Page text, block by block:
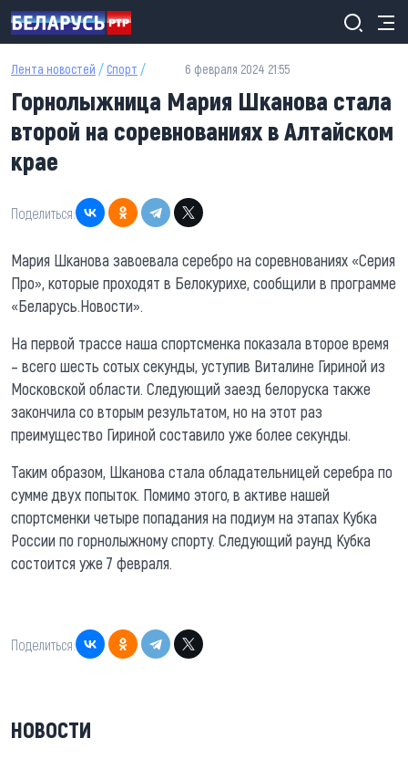
Перейти к основному содержанию
Лента новостей / Спорт / 6 февраля 2024 21:55
Горнолыжница Мария Шканова стала
второй на соревнованиях в Алтайском
крае
Поделиться:
Мария Шканова завоевала серебро на соревнованиях «Серия
Про», которые проходят в Белокурихе, сообщили в программе
«Беларусь.Новости».
На первой трассе наша спортсменка показала второе время
– всего шесть сотых секунды, уступив Виталине Гириной из
Московской области. Следующий заезд белоруска также
закончила со вторым результатом, но на этот раз
преимущество Гириной составило уже более секунды.
Таким образом, Шканова стала обладательницей серебра по
сумме двух попыток. Помимо этого, в активе нашей
спортсменки четыре попадания на подиум на этапах Кубка
России по горнолыжному спорту. Следующий раунд Кубка
состоится уже 7 февраля.
Поделиться:
НОВОСТИ